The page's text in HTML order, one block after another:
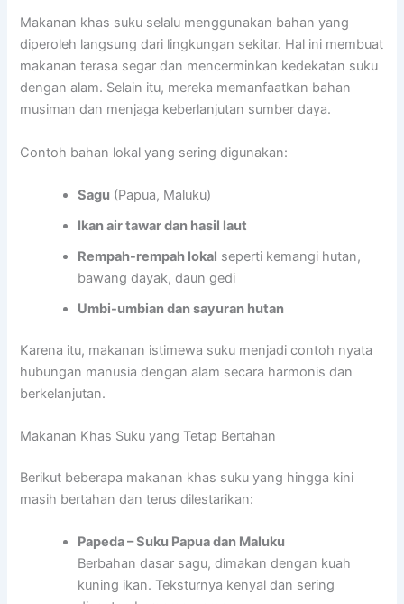
Makanan khas suku selalu menggunakan bahan yang
diperoleh langsung dari lingkungan sekitar. Hal ini membuat
makanan terasa segar dan mencerminkan kedekatan suku
dengan alam. Selain itu, mereka memanfaatkan bahan
musiman dan menjaga keberlanjutan sumber daya.
Contoh bahan lokal yang sering digunakan:
Sagu (Papua, Maluku)
Ikan air tawar dan hasil laut
Rempah-rempah lokal seperti kemangi hutan,
bawang dayak, daun gedi
Umbi-umbian dan sayuran hutan
Karena itu, makanan istimewa suku menjadi contoh nyata
hubungan manusia dengan alam secara harmonis dan
berkelanjutan.
Makanan Khas Suku yang Tetap Bertahan
Berikut beberapa makanan khas suku yang hingga kini
masih bertahan dan terus dilestarikan:
Papeda – Suku Papua dan Maluku
Berbahan dasar sagu, dimakan dengan kuah
kuning ikan. Teksturnya kenyal dan sering